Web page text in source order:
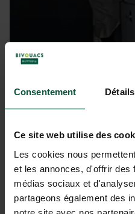
Consentement Détails
Ce site web utilise des
Les cookies nous
et les annonces, d'offrir des
médias sociaux et
partageons également des